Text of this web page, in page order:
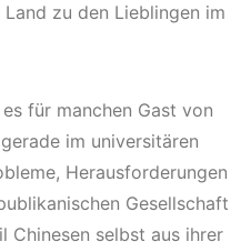
zu den Lieblingen im
für manchen Gast von
im universitären
Herausforderungen
Gesellschaft
Chinesen selbst aus ihrer